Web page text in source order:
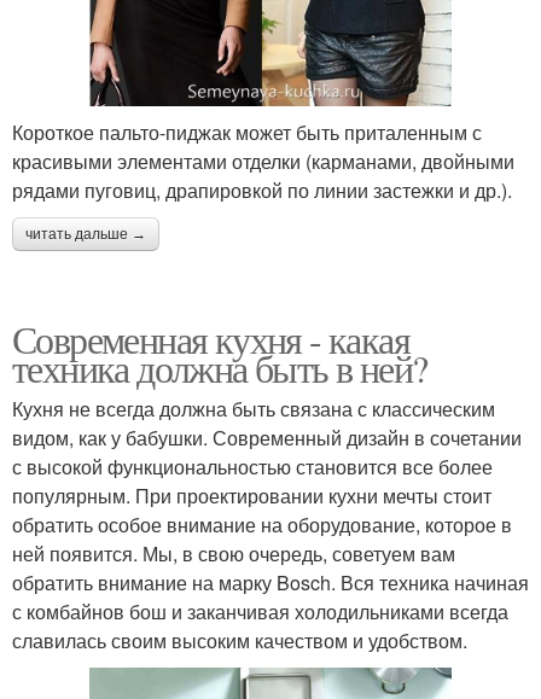
Короткое пальто-пиджак может быть приталенным с
красивыми элементами отделки (карманами, двойными
рядами пуговиц, драпировкой по линии застежки и др.).
читать дальше →
Современная кухня - какая
техника должна быть в ней?
Кухня не всегда должна быть связана с классическим
видом, как у бабушки. Современный дизайн в сочетании
с высокой функциональностью становится все более
популярным. При проектировании кухни мечты стоит
обратить особое внимание на оборудование, которое в
ней появится. Мы, в свою очередь, советуем вам
обратить внимание на марку Bosch. Вся техника начиная
с комбайнов бош и заканчивая холодильниками всегда
славилась своим высоким качеством и удобством.